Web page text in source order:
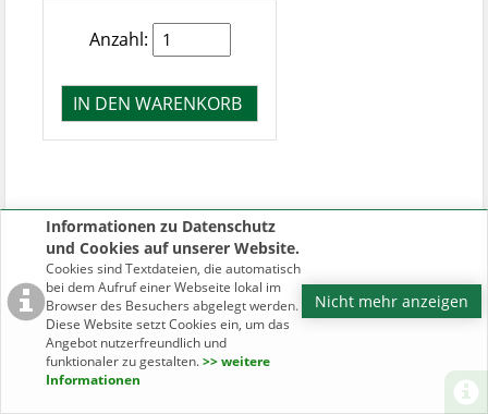
Informationen zu Datenschutz
und Cookies auf unserer Website.
Cookies sind Textdateien, die automatisch
bei dem Aufruf einer Webseite lokal im
Browser des Besuchers abgelegt werden.
Diese Website setzt Cookies ein, um das
Angebot nutzerfreundlich und
funktionaler zu gestalten.>> weitere
Informationen
Nicht mehr anzeigen
Anzahl: